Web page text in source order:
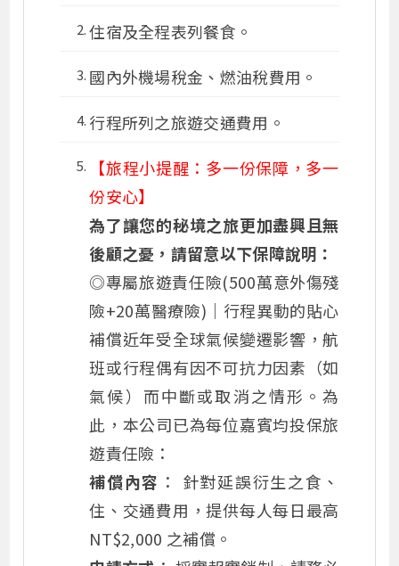
住宿及全程表列餐食。
國內外機場稅金、燃油稅費用。
行程所列之旅遊交通費用。
【旅程小提醒：多一份保障，多一
份安心】
為了讓您的秘境之旅更加盡興且無
後顧之憂，請留意以下保障說明：
◎專屬旅遊責任險(500萬意外傷殘
險+20萬醫療險) ｜行程異動的貼心
補償近年受全球氣候變遷影響，航
班或行程偶有因不可抗力因素（如
氣候）而中斷或取消之情形。為
此，本公司已為每位嘉賓均投保旅
遊責任險：
補償內容 ： 針對延誤衍生之食、
住、交通費用，提供每人每日最高
NT$2,000 之補償。